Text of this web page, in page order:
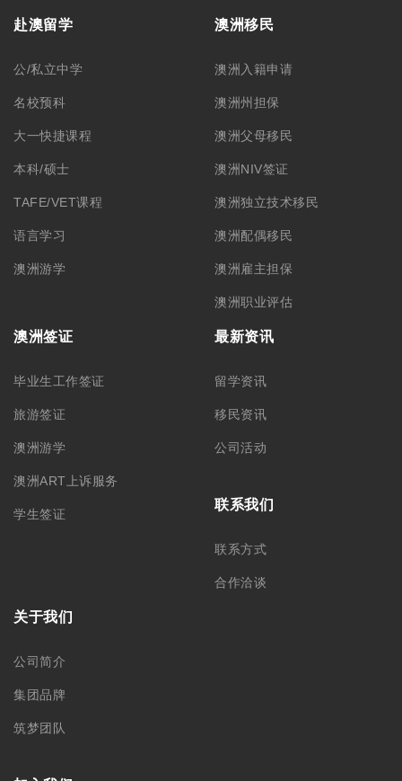
赴澳留学
公/私立中学
名校预科
大一快捷课程
本科/硕士
TAFE/VET课程
语言学习
澳洲游学
澳洲移民
澳洲入籍申请
澳洲州担保
澳洲父母移民
澳洲NIV签证
澳洲独立技术移民
澳洲配偶移民
澳洲雇主担保
澳洲职业评估
澳洲签证
毕业生工作签证
旅游签证
澳洲游学
澳洲ART上诉服务
学生签证
最新资讯
留学资讯
移民资讯
公司活动
联系我们
联系方式
合作洽谈
关于我们
公司简介
集团品牌
筑梦团队